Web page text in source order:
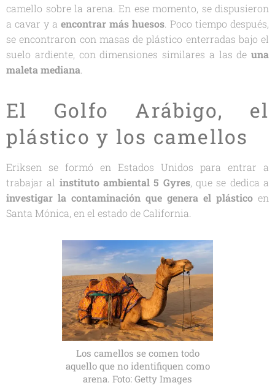
camello sobre la arena. En ese momento, se dispusieron
a cavar y a encontrar más huesos. Poco tiempo después,
se encontraron con masas de plástico enterradas bajo el
suelo ardiente, con dimensiones similares a las de una
maleta mediana.
El Golfo Arábigo, el
plástico y los camellos
Eriksen se formó en Estados Unidos para entrar a
trabajar al instituto ambiental 5 Gyres, que se dedica a
investigar la contaminación que genera el plástico en
Santa Mónica, en el estado de California.
Los camellos se comen todo
aquello que no identifiquen como
arena. Foto: Getty Images